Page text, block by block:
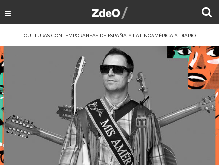
CULTURAS CONTEMPORÁNEAS DE ESPAÑA Y LATINOAMÉRICA A DIARIO